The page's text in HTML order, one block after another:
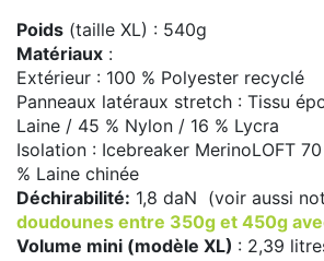
Poids (taille XL) : 540g
Matériaux :
Extérieur : 100 % Polyester recyclé
Panneaux latéraux stretch : Tissu
Laine / 45 % Nylon / 16 % Lycra
Isolation : Icebreaker MerinoLOFT
% Laine chinée
Déchirabilité: 1,8 daN (voir aussi
doudounes entre 350g et 450g
Volume mini (modèle XL) : 2,39